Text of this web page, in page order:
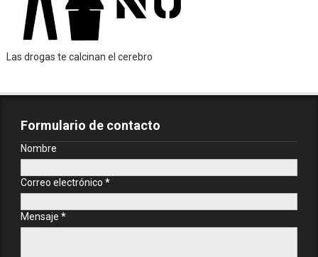
Las drogas te calcinan el cerebro
Formulario de contacto
Nombre
Correo electrónico *
Mensaje *